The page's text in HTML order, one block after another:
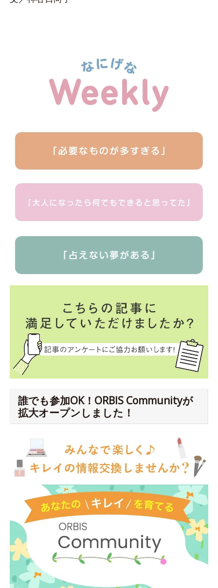
誰でも参加OK！ORBIS Communityが
拡大オープンしました！